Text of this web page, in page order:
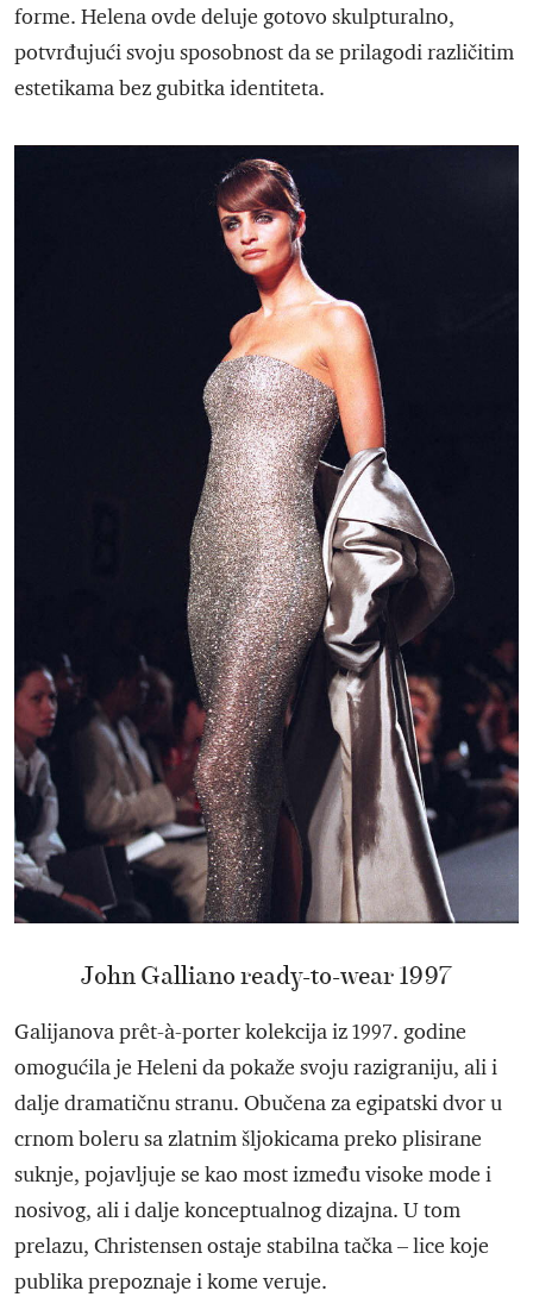
forme. Helena ovde deluje gotovo skulpturalno,
potvrđujući svoju sposobnost da se prilagodi različitim
estetikama bez gubitka identiteta.
John Galliano ready-to-wear 1997
Galijanova prêt-à-porter kolekcija iz 1997. godine
omogućila je Heleni da pokaže svoju razigraniju, ali i
dalje dramatičnu stranu. Obučena za egipatski dvor u
crnom boleru sa zlatnim šljokicama preko plisirane
suknje, pojavljuje se kao most između visoke mode i
nosivog, ali i dalje konceptualnog dizajna. U tom
prelazu, Christensen ostaje stabilna tačka – lice koje
publika prepoznaje i kome veruje.